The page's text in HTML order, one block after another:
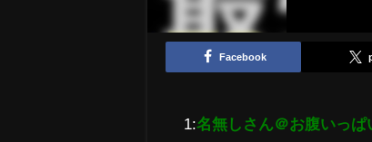
Facebook
1:名無しさん＠お腹いっぱ